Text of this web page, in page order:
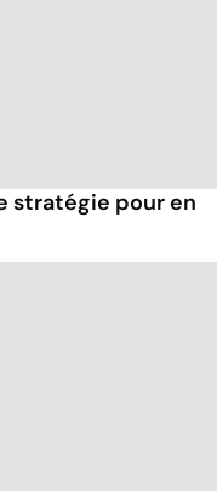
stratégie pour en